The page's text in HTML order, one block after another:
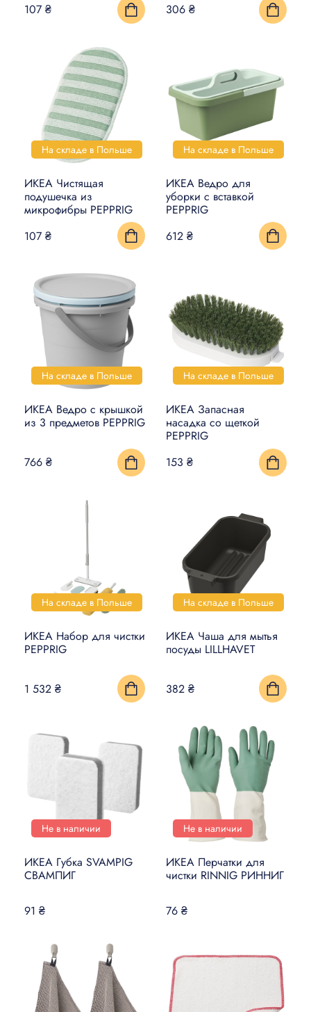
107 ₴ 306 ₴
На складе в Польше
ИКЕА Чистящая
подушечка из
микрофибры PEPPRIG
107 ₴
На складе в Польше
ИКЕА Ведро для
уборки с вставкой
PEPPRIG
612 ₴
На складе в Польше
ИКЕА Ведро с крышкой
из 3 предметов PEPPRIG
766 ₴
На складе в Польше
ИКЕА Запасная
насадка со щеткой
PEPPRIG
153 ₴
На складе в Польше
ИКЕА Набор для чистки
PEPPRIG
1 532 ₴
На складе в Польше
ИКЕА Чаша для мытья
посуды LILLHAVET
382 ₴
Не в наличии
ИКЕА Губка SVAMPIG
СВАМПИГ
91 ₴
Не в наличии
ИКЕА Перчатки для
чистки RINNIG РИННИГ
76 ₴